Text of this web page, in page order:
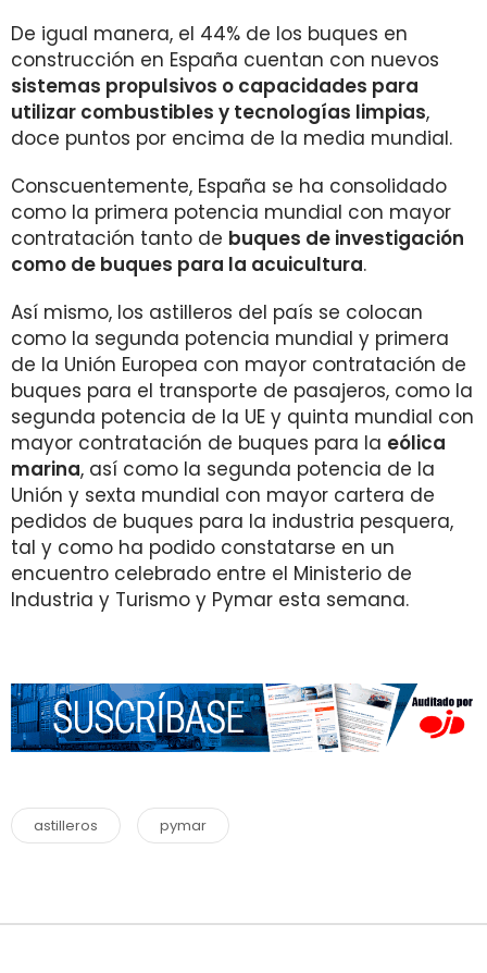
De igual manera, el 44% de los buques en
construcción en España cuentan con nuevos
sistemas propulsivos o capacidades para
utilizar combustibles y tecnologías limpias,
doce puntos por encima de la media mundial.
Conscuentemente, España se ha consolidado
como la primera potencia mundial con mayor
contratación tanto de buques de investigación
como de buques para la acuicultura.
Así mismo, los astilleros del país se colocan
como la segunda potencia mundial y primera
de la Unión Europea con mayor contratación de
buques para el transporte de pasajeros, como la
segunda potencia de la UE y quinta mundial con
mayor contratación de buques para la eólica
marina, así como la segunda potencia de la
Unión y sexta mundial con mayor cartera de
pedidos de buques para la industria pesquera,
tal y como ha podido constatarse en un
encuentro celebrado entre el Ministerio de
Industria y Turismo y Pymar esta semana.
astilleros pymar